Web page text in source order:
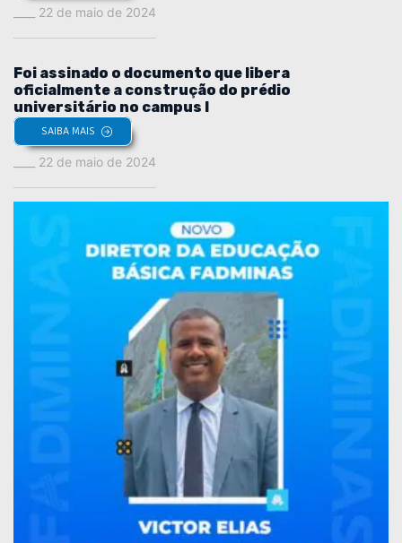
22 de maio de 2024
Foi assinado o documento que libera
oficialmente a construção do prédio
universitário no campus I
SAIBA MAIS
22 de maio de 2024